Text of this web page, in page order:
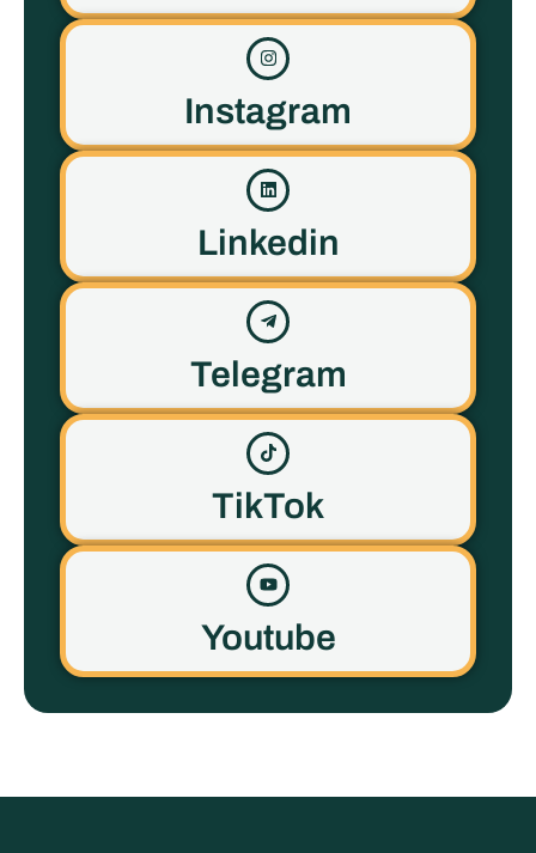
Instagram
Linkedin
Telegram
TikTok
Youtube